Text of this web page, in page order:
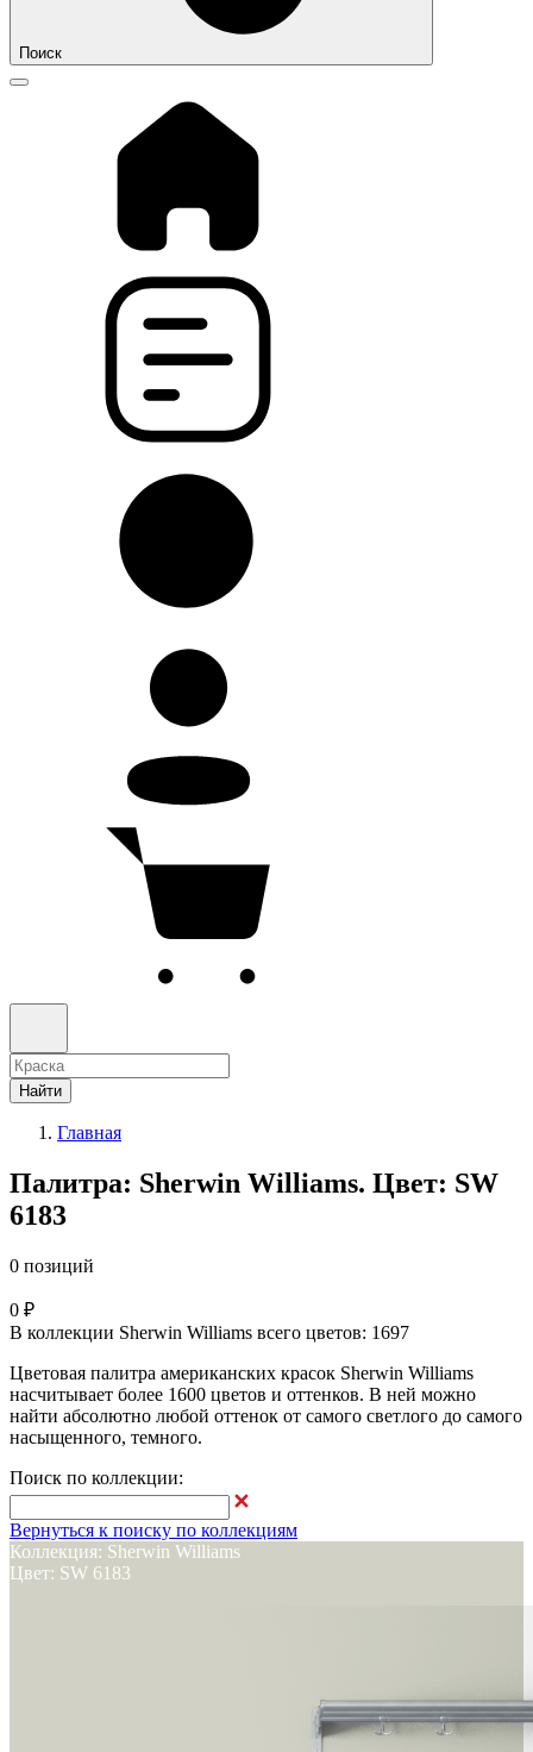
Поиск
Найти
Главная
Палитра: Sherwin Williams. Цвет: SW
6183
0 позиций
0 ₽
В коллекции Sherwin Williams всего цветов: 1697
Цветовая палитра американских красок Sherwin Williams
насчитывает более 1600 цветов и оттенков. В ней можно
найти абсолютно любой оттенок от самого светлого до самого
насыщенного, темного.
Поиск по коллекции:
Вернуться к поиску по коллекциям
Коллекция: Sherwin Williams
Цвет: SW 6183